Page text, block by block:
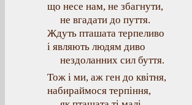
що несе нам, не збагнути,
не вгадати до пуття.
Ждуть пташата терпеливо
і являють людям диво
нездоланних сил буття.
Тож і ми, аж ген до квітня,
набираймося терпіння,